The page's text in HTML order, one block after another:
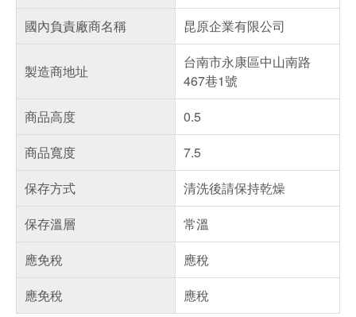
國內負責廠商名稱
昆原企業有限公司
製造商地址
台南市永康區中山南路
467巷1號
商品高度
0.5
商品寬度
7.5
保存方式
清洗後請保持乾燥
保存溫層
常溫
應免稅
應稅
應免稅
應稅